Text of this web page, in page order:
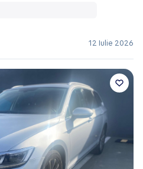
12 Iulie 2026